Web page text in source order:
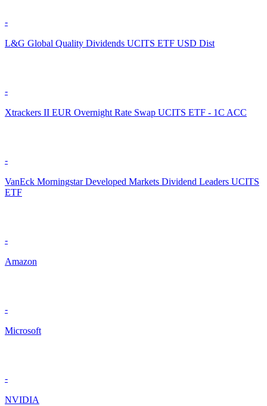
-
L&G Global Quality Dividends UCITS ETF USD Dist
-
Xtrackers II EUR Overnight Rate Swap UCITS ETF - 1C ACC
-
VanEck Morningstar Developed Markets Dividend Leaders UCITS
ETF
-
Amazon
-
Microsoft
-
NVIDIA